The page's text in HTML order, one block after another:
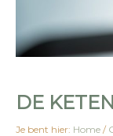
DE
Je bent hier: Home /